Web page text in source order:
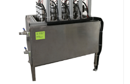
质、DNA等有用成分，广泛用于
细胞破碎/裂解、成分释放及
CHIP（染色质免疫共沉淀）可定